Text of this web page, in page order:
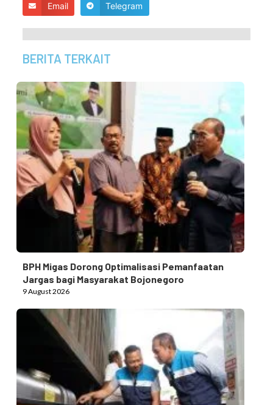
Email Telegram
BERITA TERKAIT
BPH Migas Dorong Optimalisasi Pemanfaatan
Jargas bagi Masyarakat Bojonegoro
9 August 2026